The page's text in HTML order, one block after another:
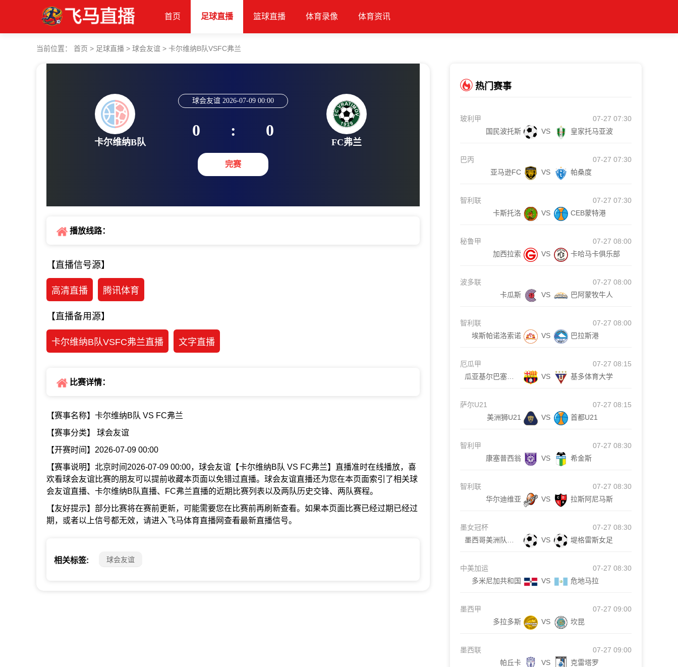
首页 足球直播 篮球直播 体育录像 体育资讯
当前位置： 首页 > 足球直播 > 球会友谊 > 卡尔维纳B队VSFC弗兰
卡尔维纳B队
球会友谊 2026-07-09 00:00
0 : 0
完赛
FC弗兰
播放线路：
【直播信号源】
高清直播 腾讯体育
【直播备用源】
卡尔维纳B队VSFC弗兰直播 文字直播
比赛详情：
【赛事名称】卡尔维纳B队 VS FC弗兰
【赛事分类】 球会友谊
【开赛时间】2026-07-09 00:00
【赛事说明】北京时间2026-07-09 00:00，球会友谊【卡尔维纳B队 VS FC弗兰】直播准时在线播放，喜
欢看球会友谊比赛的朋友可以提前收藏本页面以免错过直播。球会友谊直播还为您在本页面索引了相关球
会友谊直播、卡尔维纳B队直播、FC弗兰直播的近期比赛列表以及两队历史交锋、两队赛程。
【友好提示】部分比赛将在赛前更新，可能需要您在比赛前再刷新查看。如果本页面比赛已经过期已经过
期，或者以上信号都无效，请进入飞马体育直播网查看最新直播信号。
相关标签: 球会友谊
热门赛事
玻利甲
07-27 07:30
国民波托斯
VS 皇家托马亚波
巴丙
07-27 07:30
亚马逊FC
VS 帕桑度
智利联
07-27 07:30
卡斯托洛
VS CEB蒙特港
秘鲁甲
07-27 08:00
加西拉索
VS 卡哈马卡俱乐部
波多联
07-27 08:00
卡瓜斯
VS 巴阿蒙牧牛人
智利联
07-27 08:00
埃斯帕诺洛索诺
VS 巴拉斯港
厄瓜甲
07-27 08:15
VS 基多体育大学
萨尔U21
07-27 08:15
美洲狮U21
VS 首都U21
智利甲
07-27 08:30
康塞普西翁
VS 希金斯
智利联
07-27 08:30
华尔迪维亚
VS 拉斯阿尼马斯
墨女冠杯
07-27 08:30
VS 堤格雷斯女足
中美加运
07-27 08:30
多米尼加共和国
VS 危地马拉
墨西甲
07-27 09:00
多拉多斯
VS 坎昆
墨西联
07-27 09:00
帕丘卡
VS 克雷塔罗